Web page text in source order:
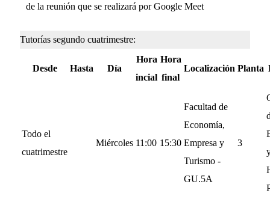
de la reunión que se realizará por Google Meet
Tutorías segundo cuatrimestre:
Desde Hasta Día
Hora
incial
Hora
final
Localización Planta
Todo el
cuatrimestre
Miércoles 11:00 15:30
Facultad de
Economía,
Empresa y
Turismo -
GU.5A
3